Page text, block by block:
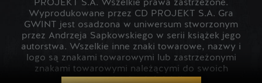
PROJEKT S.A. Wszelkie prawa zastrzeżone.
Wyprodukowane przez CD PROJEKT S.A. Gra
GWINT jest osadzona w uniwersum stworzonym
przez Andrzeja Sapkowskiego w serii książek jego
autorstwa. Wszelkie inne znaki towarowe, nazwy i
logo są znakami towarowymi lub zastrzeżonymi
znakami towarowymi należącymi do swoich
prawowitych właścicieli.